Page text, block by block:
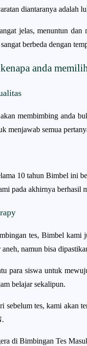
diantaranya adalah
jelas, menuntun
berbeda dengan
anda
membimbing anda
menjawab semua
10 tahun Bimbel ini
pada akhirnya berhasil
tes, Bimbel kami
namun bisa
para siswa untuk
belajar sekalipun.
sebelum tes, kami akan
di Bimbingan Tes